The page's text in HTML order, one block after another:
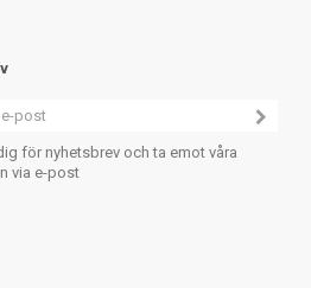
för nyhetsbrev och ta emot våra
via e-post